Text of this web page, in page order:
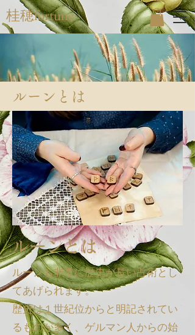
桂穂fortune
ルーンとは
ルーンとは
ルーンも非常に歴史が長い占術とし
てあげられます。
歴史は１世紀位からと明記されてい
るものが多く、ゲルマン人からの始